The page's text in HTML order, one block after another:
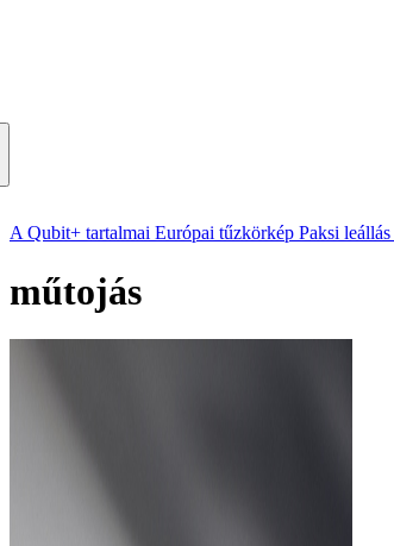
A Qubit+ tartalmai Európai tűzkörkép Paksi leállás
műtojás